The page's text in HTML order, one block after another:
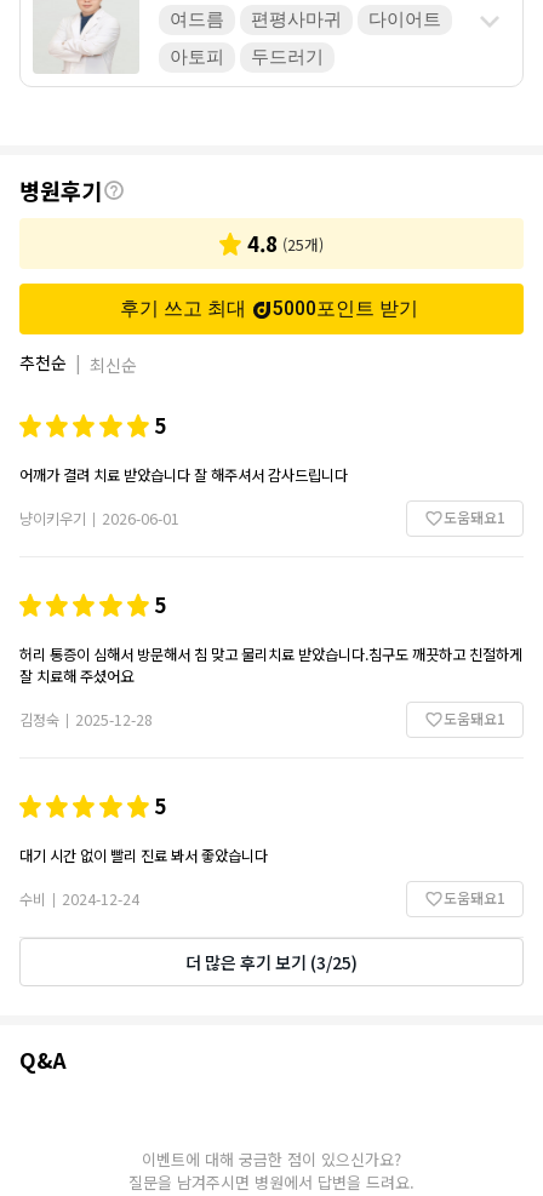
여드름 편평사마귀
다이어트
아토피
두드러기
후
기
병원후기
4.8 (25개)
후기 쓰고 최대 5000포인트 받기
추천순 | 최신순
5
어깨가 결려 치료 받았습니다 잘 해주셔서 감사드립니다
냥이키우기
2026-06-01 도움돼요1
5
허리 통증이 심해서 방문해서 침 맞고 물리치료 받았습니다.침구도 깨끗하고 친절하게
잘 치료해 주셨어요
김정숙
2025-12-28 도움돼요1
5
대기 시간 없이 빨리 진료 봐서 좋았습니다
수비
2024-12-24 도움돼요1
더 많은 후기 보기 (3/25)
Q&A
이벤트에 대해 궁금한 점이 있으신가요?
질문을 남겨주시면 병원에서 답변을 드려요.